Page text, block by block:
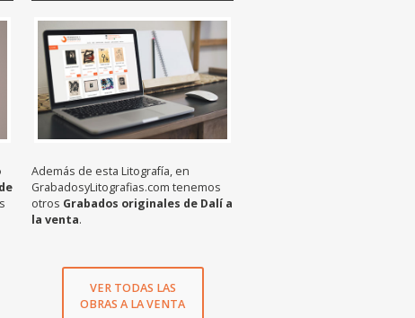
Además de esta Litografía, en
GrabadosyLitografias.com tenemos
otros Grabados originales de Dalí a
la venta.
VER TODAS LAS
OBRAS A LA VENTA